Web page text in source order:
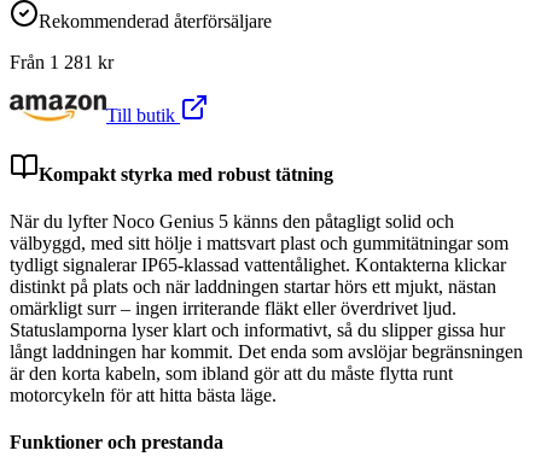
Rekommenderad återförsäljare
Från 1 281 kr
Till butik
Kompakt styrka med robust tätning
När du lyfter Noco Genius 5 känns den påtagligt solid och
välbyggd, med sitt hölje i mattsvart plast och gummitätningar som
tydligt signalerar IP65-klassad vattentålighet. Kontakterna klickar
distinkt på plats och när laddningen startar hörs ett mjukt, nästan
omärkligt surr – ingen irriterande fläkt eller överdrivet ljud.
Statuslamporna lyser klart och informativt, så du slipper gissa hur
långt laddningen har kommit. Det enda som avslöjar begränsningen
är den korta kabeln, som ibland gör att du måste flytta runt
motorcykeln för att hitta bästa läge.
Funktioner och prestanda